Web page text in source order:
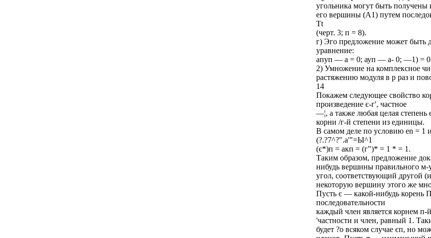
угольника могут быть получены
его вершины (A1) путем
Tt
(черт. 3; п = 8).
г) Эго предложение может быть
уравнение:
апуп — а = 0; ауп — а- 0; —1) =
2) Умножение на комплексное
растяжению модуля в р раз и
14
Покажем следующее свойство
произведение є-г', частное
—¦, а также любая целая степень
корни /г-й степени из единицы.
В самом деле по условию en = 1
(?.?7^?".а'"=Ы^1
(є*)п = акп = (г")* = 1 * = 1.
Таким образом, предложение
нибудь вершины правильного м-
угол, соответствующий другой
некоторую вершину этого же
Пусть є — какой-нибудь корень
последовательности
каждый член является корнем п-
'частности и член, равный 1.
будет ?o всяком случае єп, но